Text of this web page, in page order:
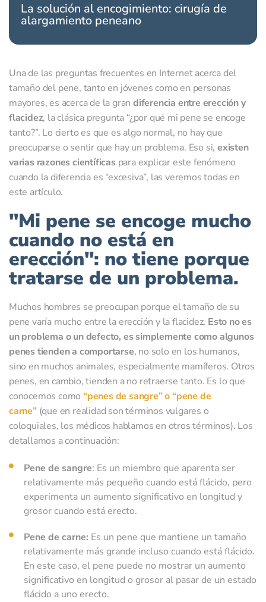
La solución al encogimiento: cirugía de
alargamiento peneano
Una de las preguntas frecuentes en Internet acerca del
tamaño del pene, tanto en jóvenes como en personas
mayores, es acerca de la grandiferencia entre erección y
flacidez, la clásica pregunta “¿por qué mi pene se encoge
tanto?”. Lo cierto es que es algo normal, no hay que
preocuparse o sentir que hay un problema. Eso si, existen
varias razones científicas para explicar este fenómeno
cuando la diferencia es “excesiva”, las veremos todas en
este artículo.
"Mi pene se encoge mucho
cuando no está en
erección": no tiene porque
tratarse de un problema.
Muchos hombres se preocupan porque el tamaño de su
pene varía mucho entre la erección y la flacidez. Esto no es
un problema o un defecto, es simplemente como algunos
penes tienden a comportarse, no solo en los humanos,
sino en muchos animales, especialmente mamíferos. Otros
penes, en cambio, tienden a no retraerse tanto. Es lo que
conocemos como“penes de sangre” o “pene de
carne” (que en realidad son términos vulgares o
coloquiales, los médicos hablamos en otros términos). Los
detallamos a continuación:
Pene de sangre: Es un miembro que aparenta ser
relativamente más pequeño cuando está flácido, pero
experimenta un aumento significativo en longitud y
grosor cuando está erecto.
Pene de carne: Es un pene que mantiene un tamaño
relativamente más grande incluso cuando está flácido.
En este caso, el pene puede no mostrar un aumento
significativo en longitud o grosor al pasar de un estado
flácido a uno erecto.